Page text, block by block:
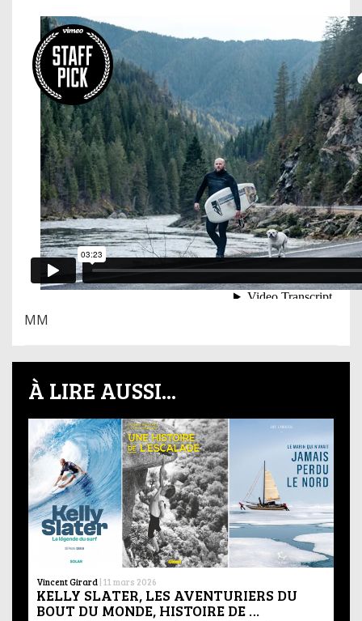
MM
À LIRE AUSSI...
Vincent Girard | 11 mars 2026
KELLY SLATER, LES AVENTURIERS DU
BOUT DU MONDE, HISTOIRE DE …